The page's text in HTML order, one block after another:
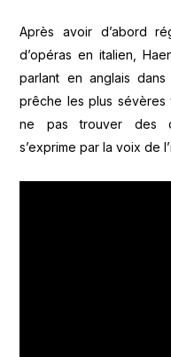
Après avoir d’abord
d’opéras en italien,
parlant en anglais
prêche les plus sévères
ne pas trouver des
s’exprime par la voix de